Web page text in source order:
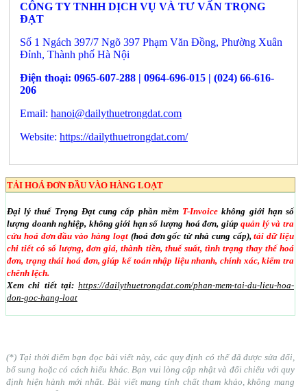
CÔNG TY TNHH DỊCH VỤ VÀ TƯ VẤN TRỌNG
ĐẠT
Số 1 Ngách 397/7 Ngõ 397 Phạm Văn Đồng, Phường Xuân
Đỉnh, Thành phố Hà Nội
Điện thoại: 0965-607-288 | 0964-696-015 | (024) 66-616-
206
Email: hanoi@dailythuetrongdat.com
Website: https://dailythuetrongdat.com/
TẢI HOÁ ĐƠN ĐẦU VÀO HÀNG LOẠT
Đại lý thuế Trọng Đạt cung cấp phần mềm T-Invoice không giới hạn số
lượng doanh nghiệp, không giới hạn số lượng hoá đơn, giúpquản lý và tra
cứu hoá đơn đầu vào hàng loạt(hoá đơn gốc từ nhà cung cấp),tải dữ liệu
chi tiết có số lượng, đơn giá, thành tiền, thuế suất, tình trạng thay thế hoá
đơn, trạng thái hoá đơn, giúp kế toán nhập liệu nhanh, chính xác, kiểm tra
chênh lệch.
Xem chi tiết tại: https://dailythuetrongdat.com/phan-mem-tai-du-lieu-hoa-
don-goc-hang-loat
(*) Tại thời điểm bạn đọc bài viết này, các quy định có thể đã được sửa đổi,
bổ sung hoặc có cách hiểu khác. Bạn vui lòng cập nhật và đối chiếu với quy
định hiện hành mới nhất. Bài viết mang tính chất tham khảo, không mang